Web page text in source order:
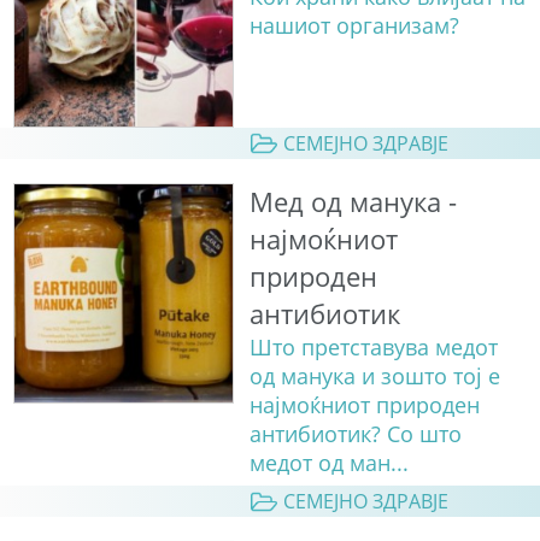
нашиот организам?
СЕМЕЈНО ЗДРАВЈЕ
Мед од манука -
најмоќниот
природен
антибиотик
Што претставува медот
од манука и зошто тој е
најмоќниот природен
антибиотик? Со што
медот од ман...
СЕМЕЈНО ЗДРАВЈЕ